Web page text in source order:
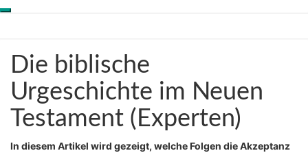
Toggle
Wissenschaft aus
Schöpfungsperspektive
Die
biblische
Urgeschichte
im
Neuen
Testament
(Experten)
Die biblische
Urgeschichte im Neuen
Testament (Experten)
In diesem Artikel wird gezeigt, welche Folgen die Akzeptanz